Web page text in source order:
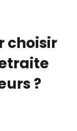
choisir
?